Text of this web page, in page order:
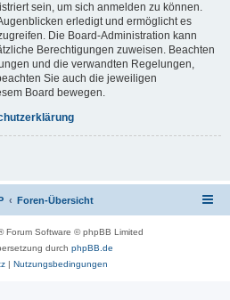
sein, um sich anmelden zu können.
erledigt und ermöglicht es
Die Board-Administration kann
Berechtigungen zuweisen. Beachten
und die verwandten Regelungen,
Sie auch die jeweiligen
Board bewegen.
Foren-Übersicht
Forum Software © phpBB Limited
durch phpBB.de
| Nutzungsbedingungen